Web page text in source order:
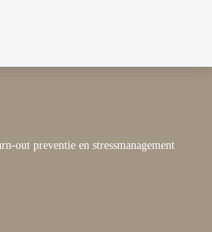
out preventie en stressmanagement